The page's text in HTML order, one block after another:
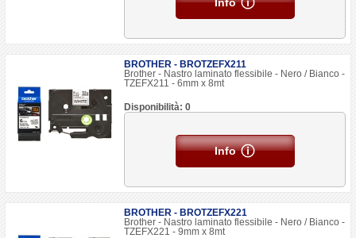
BROTHER - BROTZEFX211
Brother - Nastro laminato flessibile - Nero / Bianco -
TZEFX211 - 6mm x 8mt
Disponibilità: 0
Info
BROTHER - BROTZEFX221
Brother - Nastro laminato flessibile - Nero / Bianco -
TZEFX221 - 9mm x 8mt